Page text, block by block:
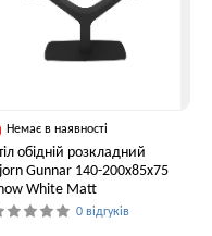
Немає в наявності
обідній розкладний
Gunnar 140-200х85х75
White Matt
0 відгуків